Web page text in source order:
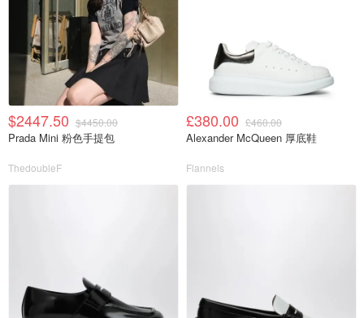
$2447.50 $4450.00
Prada Mini 粉色手提包
ThedoubleF
£380.00 £460.00
Alexander McQueen 厚底鞋
Flannels